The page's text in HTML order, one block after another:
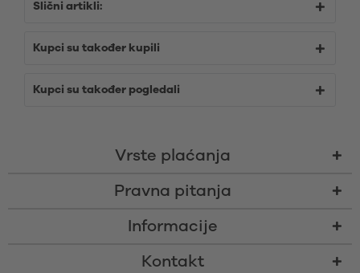
Slični artikli:
Kupci su također kupili
Kupci su također pogledali
Vrste plaćanja
Pravna pitanja
Informacije
Kontakt